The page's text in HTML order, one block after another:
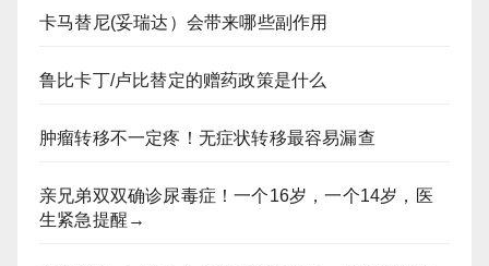
卡马替尼(妥瑞达）会带来哪些副作用
鲁比卡丁/卢比替定的赠药政策是什么
肿瘤转移不一定疼！无症状转移最容易漏查
亲兄弟双双确诊尿毒症！一个16岁，一个14岁，医
生紧急提醒→